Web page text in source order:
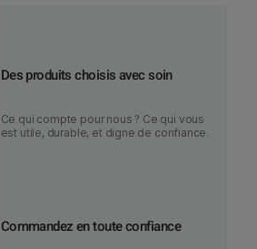
Des produits choisis avec soin
Ce qui compte pour nous ? Ce qui vous
est utile, durable, et digne de confiance.
Commandez en toute confiance